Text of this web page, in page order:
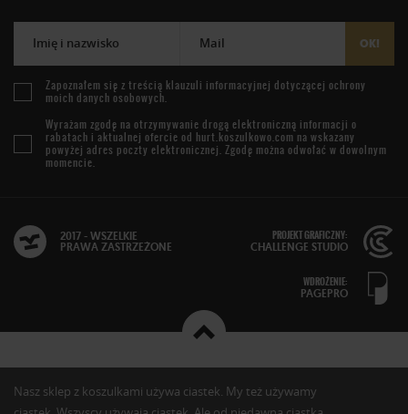
Imię i nazwisko Mail OK!
Zapoznałem się z treścią klauzuli informacyjnej dotyczącej ochrony
moich danych osobowych.
Wyrażam zgodę na otrzymywanie drogą elektroniczną informacji o
rabatach i aktualnej ofercie od hurt.koszulkowo.com na wskazany
powyżej adres poczty elektronicznej. Zgodę można odwołać w dowolnym
momencie.
2017 - WSZELKIE
PRAWA ZASTRZEŻONE
PROJEKT GRAFICZNY:
CHALLENGE STUDIO
WDROŻENIE:
PAGEPRO
Nasz sklep z koszulkami używa ciastek. My też używamy